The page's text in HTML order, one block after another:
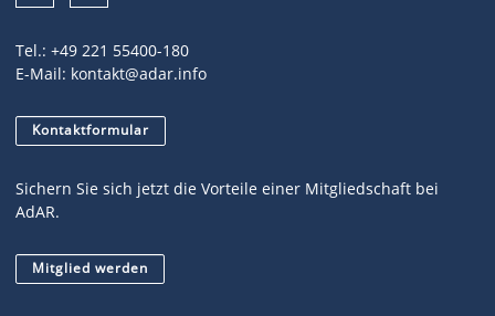
Tel.: +49 221 55400-180
E-Mail: kontakt@adar.info
Kontaktformular
Sichern Sie sich jetzt die Vorteile einer Mitgliedschaft bei
AdAR.
Mitglied werden